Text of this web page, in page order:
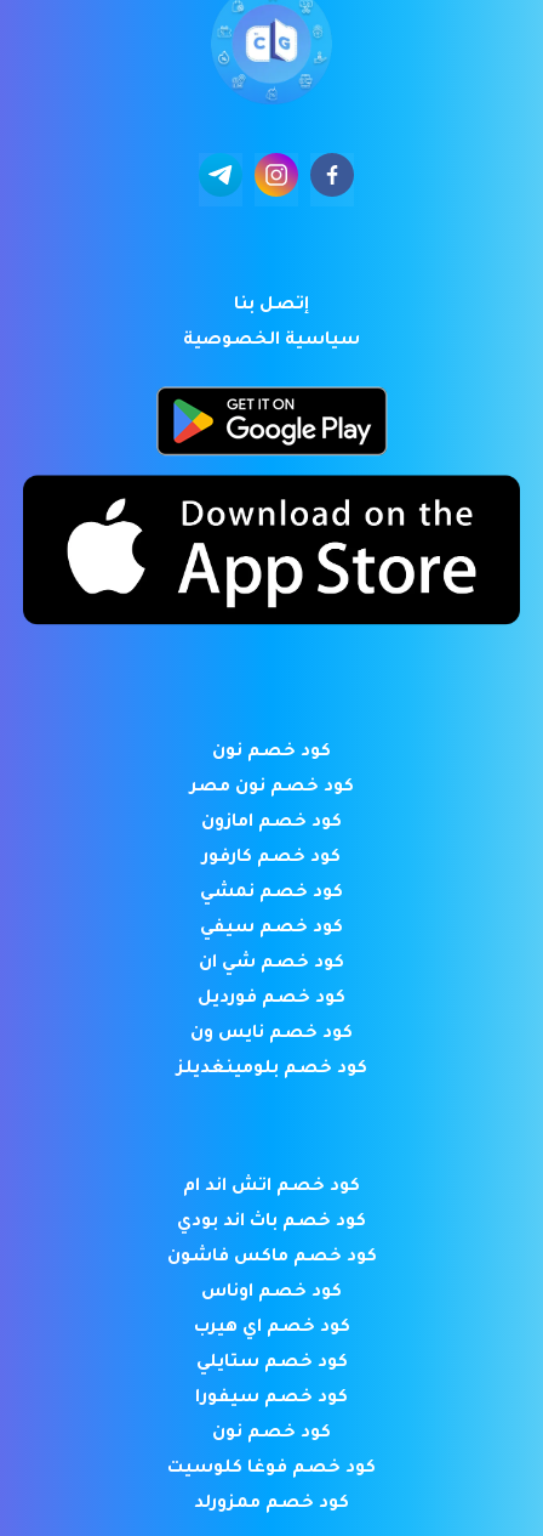
إتصل بنا
سياسية الخصوصية
كود خصم نون
كود خصم نون مصر
كود خصم امازون
كود خصم كارفور
كود خصم نمشي
كود خصم سيفي
كود خصم شي ان
كود خصم فورديل
كود خصم نايس ون
كود خصم بلومينغديلز
كود خصم اتش اند ام
كود خصم باث اند بودي
كود خصم ماكس فاشون
كود خصم اوناس
كود خصم اي هيرب
كود خصم ستايلي
كود خصم سيفورا
كود خصم نون
كود خصم فوغا كلوسيت
كود خصم ممزورلد